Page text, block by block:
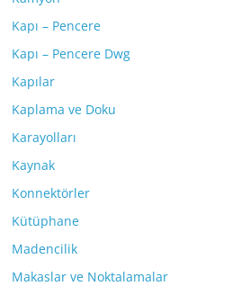
Kapı – Pencere
Kapı – Pencere Dwg
Kapılar
Kaplama ve Doku
Karayolları
Kaynak
Konnektörler
Kütüphane
Madencilik
Makaslar ve Noktalamalar